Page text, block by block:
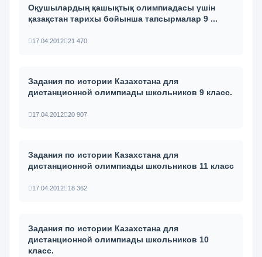
Оқушылардың қашықтық олимпиадасы үшін
қазақстан тарихы бойынша тапсырмалар 9 ...
17.04.2012 21 470
Задания по истории Казахстана для
дистанционной олимпиады школьников 9 класс.
17.04.2012 20 907
Задания по истории Казахстана для
дистанционной олимпиады школьников 11 класс
17.04.2012 18 362
Задания по истории Казахстана для
дистанционной олимпиады школьников 10
класс.